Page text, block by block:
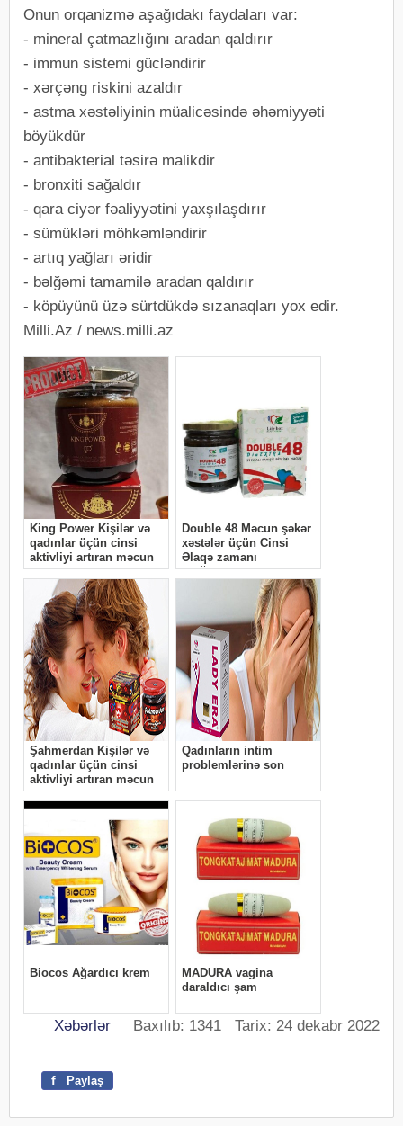
Onun orqanizmə aşağıdakı faydaları var:
- mineral çatmazlığını aradan qaldırır
- immun sistemi gücləndirir
- xərçəng riskini azaldır
- astma xəstəliyinin müalicəsində əhəmiyyəti
böyükdür
- antibakterial təsirə malikdir
- bronxiti sağaldır
- qara ciyər fəaliyyətini yaxşılaşdırır
- sümükləri möhkəmləndirir
- artıq yağları əridir
- bəlğəmi tamamilə aradan qaldırır
- köpüyünü üzə sürtdükdə sızanaqları yox edir.
Milli.Az / news.milli.az
Xəbərlər Baxılıb: 1341 Tarix: 24 dekabr 2022
f Paylaş